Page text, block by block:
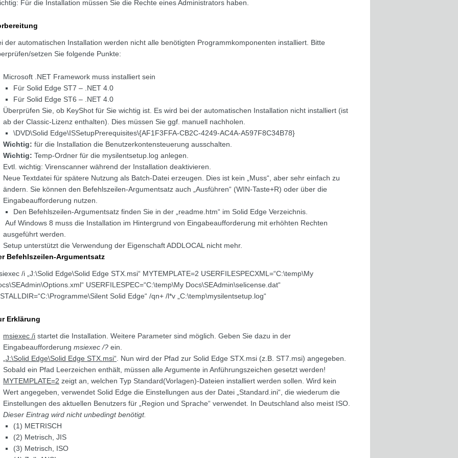
Für die Installation müssen Sie die Rechte eines Administrators haben.
der automatischen Installation werden nicht alle benötigten Programmkomponenten installiert. Bitte
setzen Sie folgende Punkte:
Microsoft .NET Framework muss installiert sein
Für Solid Edge ST7 – .NET 4.0
Für Solid Edge ST6 – .NET 4.0
Überprüfen Sie, ob KeyShot für Sie wichtig ist. Es wird bei der automatischen Installation nicht installiert (ist
ab der Classic-Lizenz enthalten). Dies müssen Sie ggf. manuell nachholen.
\DVD\Solid Edge\ISSetupPrerequisites\{AF1F3FFA-CB2C-4249-AC4A-A597F8C34B78}
Wichtig: für die Installation die Benutzerkontensteuerung ausschalten.
Wichtig: Temp-Ordner für die mysilentsetup.log anlegen.
Evtl. wichtig: Virenscanner während der Installation deaktivieren.
Neue Textdatei für spätere Nutzung als Batch-Datei erzeugen. Dies ist kein „Muss“, aber sehr einfach zu
ändern. Sie können den Befehlszeilen-Argumentsatz auch „Ausführen“ (WIN-Taste+R) oder über die
Eingabeaufforderung nutzen.
Den Befehlszeilen-Argumentsatz finden Sie in der „readme.htm“ im Solid Edge Verzeichnis.
Auf Windows 8 muss die Installation im Hintergrund von Eingabeaufforderung mit erhöhten Rechten
ausgeführt werden.
Setup unterstützt die Verwendung der Eigenschaft ADDLOCAL nicht mehr.
Befehlszeilen-Argumentsatz
/i „J:\Solid Edge\Solid Edge STX.msi“ MYTEMPLATE=2 USERFILESPECXML=“C:\temp\My
USERFILESPEC=“C:\temp\My Docs\SEAdmin\selicense.dat“
Solid Edge“ /qn+ /l*v „C:\temp\mysilentsetup.log“
Erklärung
msiexec /i startet die Installation. Weitere Parameter sind möglich. Geben Sie dazu in der
Eingabeaufforderung msiexec /? ein.
„J:\Solid Edge\Solid Edge STX.msi“ . Nun wird der Pfad zur Solid Edge STX.msi (z.B. ST7.msi) angegeben.
Sobald ein Pfad Leerzeichen enthält, müssen alle Argumente in Anführungszeichen gesetzt werden!
MYTEMPLATE=2 zeigt an, welchen Typ Standard(Vorlagen)-Dateien installiert werden sollen. Wird kein
Wert angegeben, verwendet Solid Edge die Einstellungen aus der Datei „Standard.ini“, die wiederum die
Einstellungen des aktuellen Benutzers für „Region und Sprache“ verwendet. In Deutschland also meist ISO.
Dieser Eintrag wird nicht unbedingt benötigt.
(1) METRISCH
(2) Metrisch, JIS
(3) Metrisch, ISO